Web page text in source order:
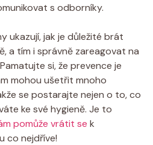
s odborníky.
ukazují, jak je důležité brát
a tím i správně zareagovat na
si, že prevence je
mohou ušetřit mnoho
se postarajte nejen o to, co
ke své hygieně. Je to
pomůže vrátit se k
co nejdříve!